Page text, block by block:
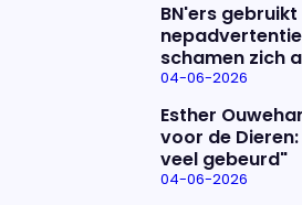
BN'ers gebruikt
schamen zich
04-06-2026
Esther
voor de
veel gebeurd"
04-06-2026